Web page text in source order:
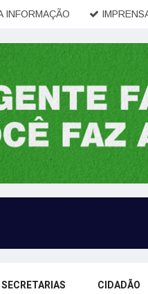
INFORMAÇÃO
SECRETARIAS CIDADÃO